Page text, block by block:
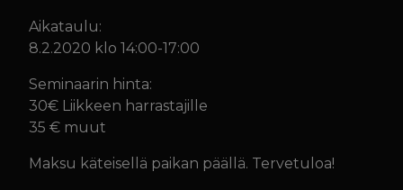
Aikataulu:
8.2.2020 klo 14:00-17:00
Seminaarin hinta:
30€ Liikkeen harrastajille
35 € muut
Maksu käteisellä paikan päällä. Tervetuloa!